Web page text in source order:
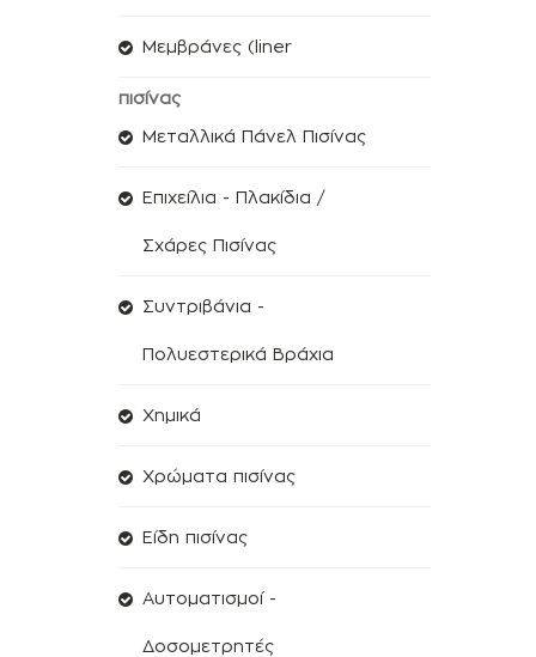
Μεμβράνες (liner
πισίνας
Μεταλλικά Πάνελ Πισίνας
Επιχείλια - Πλακίδια /
Σχάρες Πισίνας
Συντριβάνια -
Πολυεστερικά Βράχια
Χημικά
Χρώματα πισίνας
Είδη πισίνας
Αυτοματισμοί -
Δοσομετρητές